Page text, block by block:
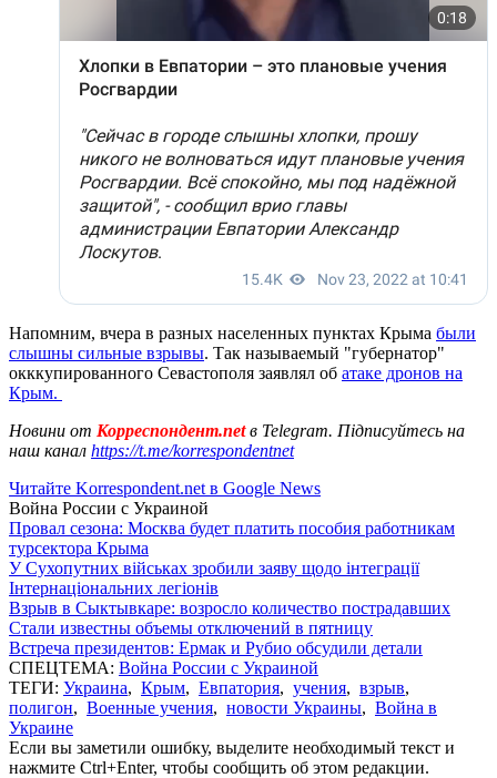
Напомним, вчера в разных населенных пунктах Крыма были
слышны сильные взрывы. Так называемый "губернатор"
окккупированного Севастополя заявлял об атаке дронов на
Крым.
Новини от Корреспондент.netв Telegram. Підписуйтесь на
наш канал https://t.me/korrespondentnet
Читайте Korrespondent.net в Google News
Война России с Украиной
Провал сезона: Москва будет платить пособия работникам
турсектора Крыма
У Сухопутних військах зробили заяву щодо інтеграції
Інтернаціональних легіонів
Взрыв в Сыктывкаре: возросло количество пострадавших
Стали известны объемы отключений в пятницу
Встреча президентов: Ермак и Рубио обсудили детали
СПЕЦТЕМА: Война России с Украиной
ТЕГИ: Украина, Крым, Евпатория, учения, взрыв,
полигон, Военные учения, новости Украины, Война в
Украине
Если вы заметили ошибку, выделите необходимый текст и
нажмите Ctrl+Enter, чтобы сообщить об этом редакции.